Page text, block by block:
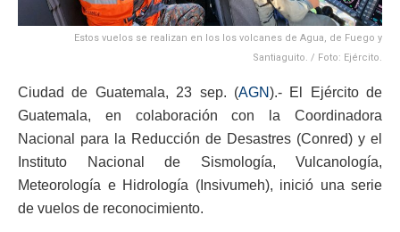
Estos vuelos se realizan en los los volcanes de Agua, de Fuego y
Santiaguito. / Foto: Ejército.
Ciudad de Guatemala, 23 sep. (AGN).- El Ejército de
Guatemala, en colaboración con la Coordinadora
Nacional para la Reducción de Desastres (Conred) y el
Instituto Nacional de Sismología, Vulcanología,
Meteorología e Hidrología (Insivumeh), inició una serie
de vuelos de reconocimiento.